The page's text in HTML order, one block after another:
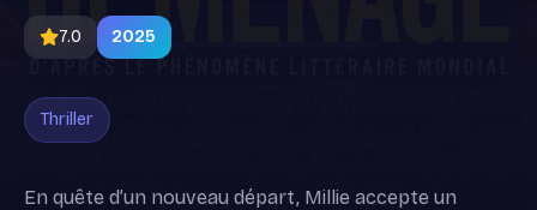
7.0 2025
Thriller
En quête d’un nouveau départ, Millie accepte un